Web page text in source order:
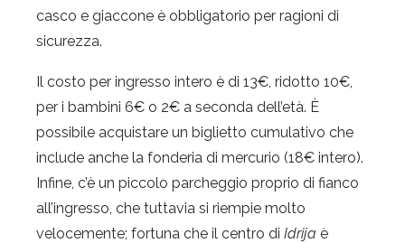
casco e giaccone è obbligatorio per ragioni di
sicurezza.
Il costo per ingresso intero è di 13€, ridotto 10€,
per i bambini 6€ o 2€ a seconda dell’età. È
possibile acquistare un biglietto cumulativo che
include anche la fonderia di mercurio (18€ intero).
Infine, c’è un piccolo parcheggio proprio di fianco
all’ingresso, che tuttavia si riempie molto
velocemente; fortuna che il centro di Idrija è